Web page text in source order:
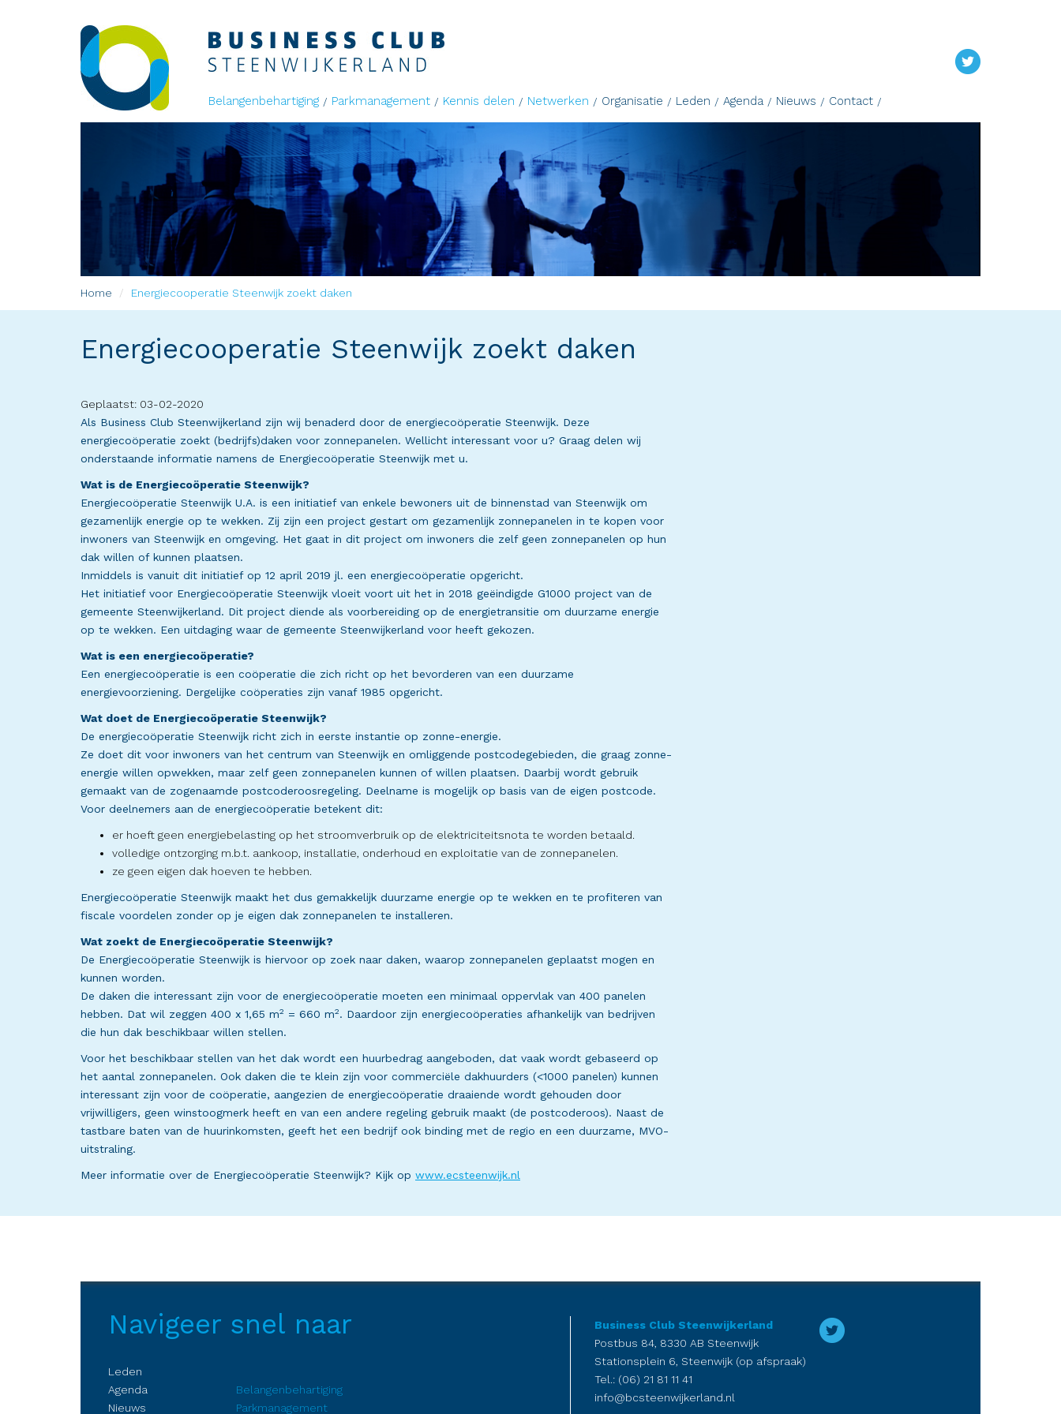
Belangenbehartiging Parkmanagement Kennis delen Netwerken Organisatie Leden Agenda Nieuws Contact
Home Energiecooperatie Steenwijk zoekt daken
Energiecooperatie Steenwijk zoekt daken
Geplaatst: 03-02-2020
Als Business Club Steenwijkerland zijn wij benaderd door de energiecoöperatie Steenwijk. Deze
energiecoöperatie zoekt (bedrijfs)daken voor zonnepanelen. Wellicht interessant voor u? Graag delen wij
onderstaande informatie namens de Energiecoöperatie Steenwijk met u.
Wat is de Energiecoöperatie Steenwijk?
Energiecoöperatie Steenwijk U.A. is een initiatief van enkele bewoners uit de binnenstad van Steenwijk om
gezamenlijk energie op te wekken. Zij zijn een project gestart om gezamenlijk zonnepanelen in te kopen voor
inwoners van Steenwijk en omgeving. Het gaat in dit project om inwoners die zelf geen zonnepanelen op hun
dak willen of kunnen plaatsen.
Inmiddels is vanuit dit initiatief op 12 april 2019 jl. een energiecoöperatie opgericht.
Het initiatief voor Energiecoöperatie Steenwijk vloeit voort uit het in 2018 geëindigde G1000 project van de
gemeente Steenwijkerland. Dit project diende als voorbereiding op de energietransitie om duurzame energie
op te wekken. Een uitdaging waar de gemeente Steenwijkerland voor heeft gekozen.
Wat is een energiecoöperatie?
Een energiecoöperatie is een coöperatie die zich richt op het bevorderen van een duurzame
energievoorziening. Dergelijke coöperaties zijn vanaf 1985 opgericht.
Wat doet de Energiecoöperatie Steenwijk?
De energiecoöperatie Steenwijk richt zich in eerste instantie op zonne-energie.
Ze doet dit voor inwoners van het centrum van Steenwijk en omliggende postcodegebieden, die graag zonne-
energie willen opwekken, maar zelf geen zonnepanelen kunnen of willen plaatsen. Daarbij wordt gebruik
gemaakt van de zogenaamde postcoderoosregeling. Deelname is mogelijk op basis van de eigen postcode.
Voor deelnemers aan de energiecoöperatie betekent dit:
er hoeft geen energiebelasting op het stroomverbruik op de elektriciteitsnota te worden betaald.
volledige ontzorging m.b.t. aankoop, installatie, onderhoud en exploitatie van de zonnepanelen.
ze geen eigen dak hoeven te hebben.
Energiecoöperatie Steenwijk maakt het dus gemakkelijk duurzame energie op te wekken en te profiteren van
fiscale voordelen zonder op je eigen dak zonnepanelen te installeren.
Wat zoekt de Energiecoöperatie Steenwijk?
De Energiecoöperatie Steenwijk is hiervoor op zoek naar daken, waarop zonnepanelen geplaatst mogen en
kunnen worden.
De daken die interessant zijn voor de energiecoöperatie moeten een minimaal oppervlak van 400 panelen
hebben. Dat wil zeggen 400 x 1,65 m2 = 660 m2. Daardoor zijn energiecoöperaties afhankelijk van bedrijven
die hun dak beschikbaar willen stellen.
Voor het beschikbaar stellen van het dak wordt een huurbedrag aangeboden, dat vaak wordt gebaseerd op
het aantal zonnepanelen. Ook daken die te klein zijn voor commerciële dakhuurders (<1000 panelen) kunnen
interessant zijn voor de coöperatie, aangezien de energiecoöperatie draaiende wordt gehouden door
vrijwilligers, geen winstoogmerk heeft en van een andere regeling gebruik maakt (de postcoderoos). Naast de
tastbare baten van de huurinkomsten, geeft het een bedrijf ook binding met de regio en een duurzame, MVO-
uitstraling.
Meer informatie over de Energiecoöperatie Steenwijk? Kijk op www.ecsteenwijk.nl
Navigeer snel naar
Leden
Agenda
Nieuws
Belangenbehartiging
Parkmanagement
Business Club Steenwijkerland
Postbus 84, 8330 AB Steenwijk
Stationsplein 6, Steenwijk (op afspraak)
Tel.: (06) 21 81 11 41
info@bcsteenwijkerland.nl